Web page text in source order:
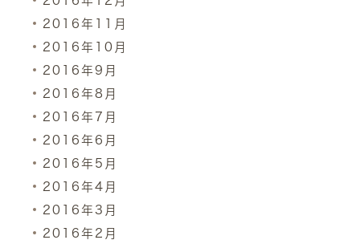
2016年11月
2016年10月
2016年9月
2016年8月
2016年7月
2016年6月
2016年5月
2016年4月
2016年3月
2016年2月